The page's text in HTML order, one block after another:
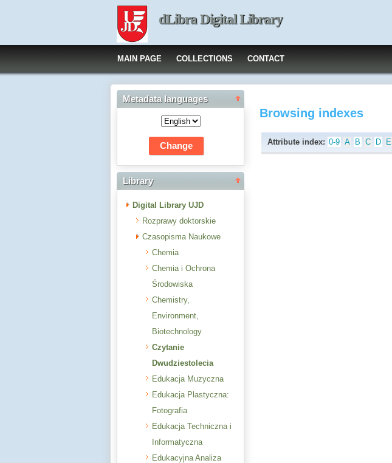
dLibra Digital Library
MAIN PAGE COLLECTIONS CONTACT
Metadata languages
Library
Digital Library UJD
Rozprawy doktorskie
Czasopisma Naukowe
Chemia
Chemia i Ochrona
Środowiska
Chemistry,
Environment,
Biotechnology
Czytanie
Dwudziestolecia
Edukacja Muzyczna
Edukacja Plastyczna:
Fotografia
Edukacja Techniczna i
Informatyczna
Edukacyjna Analiza
Browsing indexes
Attribute index: 0-9 A B C D E